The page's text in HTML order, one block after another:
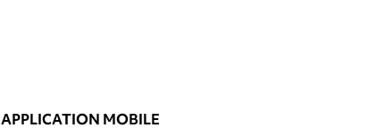
APPLICATION MOBILE